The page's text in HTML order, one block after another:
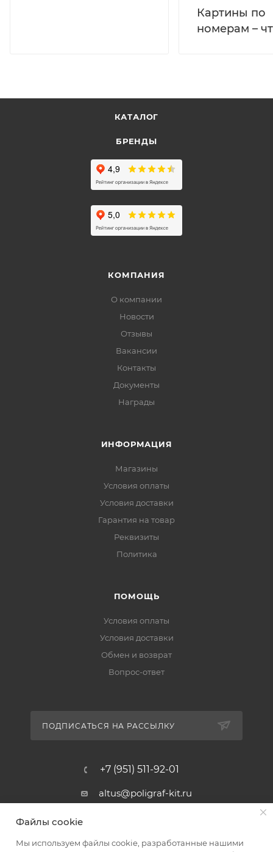
Картины по
номерам –
КАТАЛОГ
БРЕНДЫ
КОМПАНИЯ
О компании
Новости
Отзывы
Вакансии
Контакты
Документы
Награды
ИНФОРМАЦИЯ
Магазины
Условия оплаты
Условия доставки
Гарантия на товар
Реквизиты
Политика
ПОМОЩЬ
Условия оплаты
Условия доставки
Обмен и возврат
Вопрос-ответ
ПОДПИСАТЬСЯ НА РАССЫЛКУ
+7 (951) 511-92-01
altus@poligraf-kit.ru
Магазин-склад ТЦ "Альтус"
пос. Янтарный, Малое Зеленое
Файлы cookie
Мы используем файлы cookie, разработанные нашими